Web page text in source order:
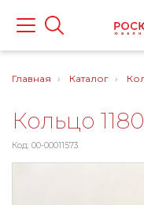
Главная Каталог
Кольцо
Код: 00-00011573